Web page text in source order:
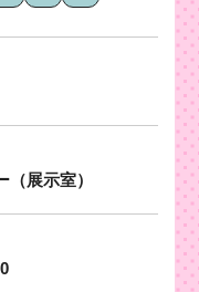
展示室）